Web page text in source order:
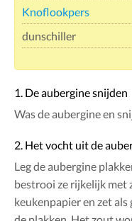
Knoflookpers
dunschiller
1. De aubergine snijden
Was de aubergine en
2. Het vocht uit de
Leg de aubergine
bestrooi ze rijkelijk met
keukenpapier en zet